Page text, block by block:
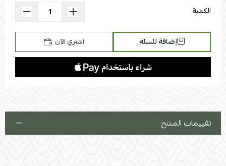
الكمية
إضافة للسلة اشتري الآن
تقييمات المنتج